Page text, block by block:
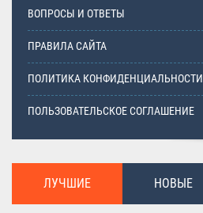
ВОПРОСЫ И ОТВЕТЫ
ПРАВИЛА САЙТА
ПОЛИТИКА КОНФИДЕНЦИАЛЬНОСТИ
ПОЛЬЗОВАТЕЛЬСКОЕ СОГЛАШЕНИЕ
ЛУЧШИЕ НОВЫЕ